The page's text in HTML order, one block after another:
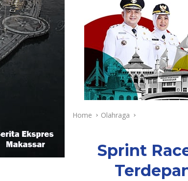
Home Olahraga
Sprint